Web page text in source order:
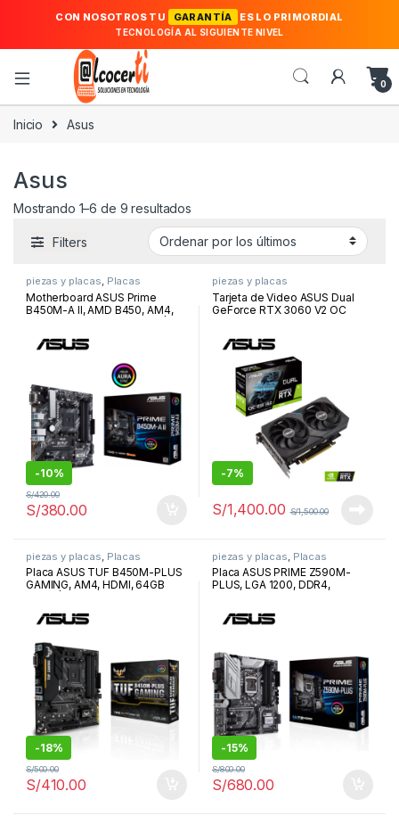
CON NOSOTROS TU GARANTÍA ES LO PRIMORDIAL
TECNOLOGÍA AL SIGUIENTE NIVEL
0
Inicio Asus
Asus
Mostrando 1–6 de 9 resultadosOrdenado por los últimos
Filters
piezas y placas, Placas
Motherboard ASUS Prime
B450M-A II, AMD B450, AM4,
-10%
S/380.00
S/420.00
piezas y placas
Tarjeta de Video ASUS Dual
GeForce RTX 3060 V2 OC
O12G-V2
-7%
S/1,400.00 S/1,500.00
piezas y placas Placas
Placa ASUS TUF B450M-PLUS
GAMING, AM4, HDMI, 64GB
-18%
S/410.00
S/500.00
piezas y placas Placas
Placa ASUS PRIME Z590M-
PLUS, LGA 1200, DDR4,
AURA Sync RGB, USB 3.2
Type-C | PRIME Z590M-PLUS
-15%
S/680.00
S/800.00